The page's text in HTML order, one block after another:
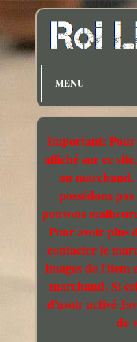
MENU
Important: Pour
affiché sur ce
au
possédons
pouvons
Pour avoir plus
contacter le
images de l'item
marchand. Si
d'avoir activé
de